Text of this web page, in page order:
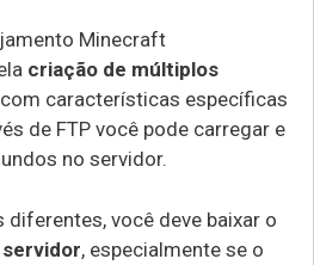
Minecraft
criação de múltiplos
características específicas
de FTP você pode carregar e
no servidor.
diferentes, você deve baixar o
, especialmente se o